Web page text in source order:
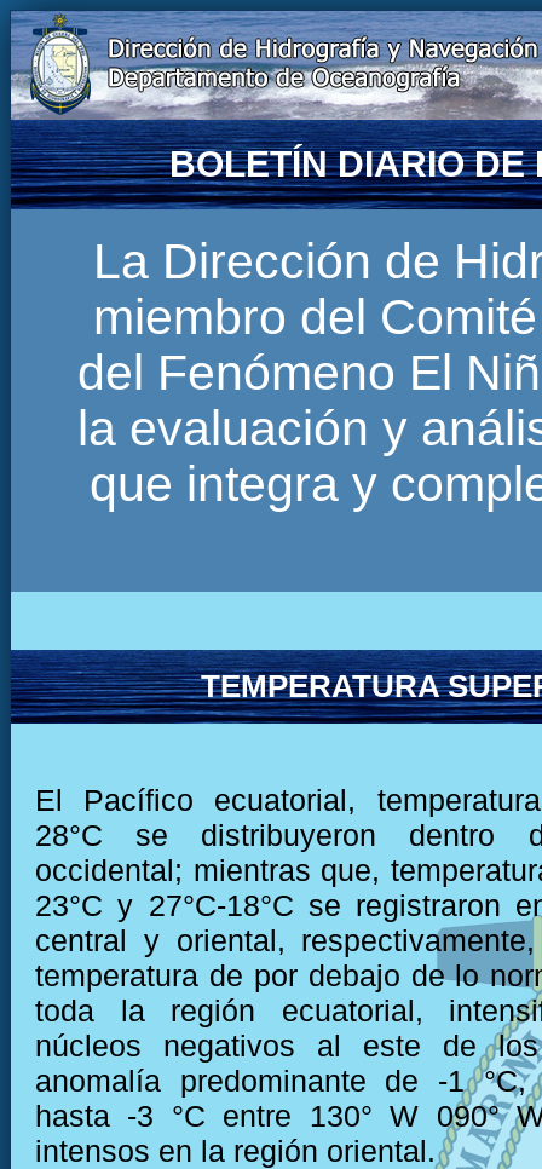
BOLETÍN DIARIO DE
La Dirección de
miembro del
del Fenómeno El
la evaluación y
que integra y
TEMPERATURA
El Pacífico ecuatorial,
28°C se distribuyeron dentro
occidental; mientras que,
23°C y 27°C-18°C se registraron
central y oriental,
temperatura de por debajo de lo
toda la región ecuatorial,
núcleos negativos al este de
anomalía predominante de -1 °C,
hasta -3 °C entre 130° W 090°
intensos en la región oriental.